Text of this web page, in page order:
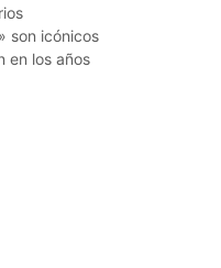
son icónicos
en los años